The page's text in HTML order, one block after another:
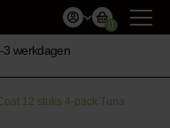
0
3 werkdagen
12 stuks 4-pack Tuna